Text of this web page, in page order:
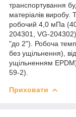
транспортування
матеріалів
робочий 4,0 мПа (40
204301, VG-
"до 2"). Робоча
без ущільнення),
ущільненням
59-2).
Приховати